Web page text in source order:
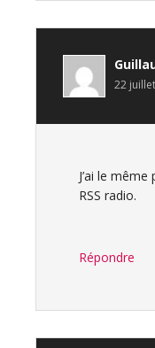
22
J’ai le
RSS radio.
Répondre